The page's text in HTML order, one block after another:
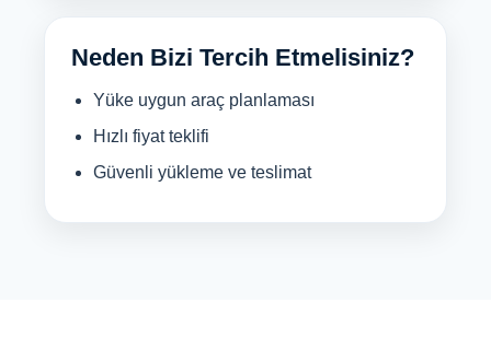
Neden Bizi Tercih Etmelisiniz?
Yüke uygun araç planlaması
Hızlı fiyat teklifi
Güvenli yükleme ve teslimat